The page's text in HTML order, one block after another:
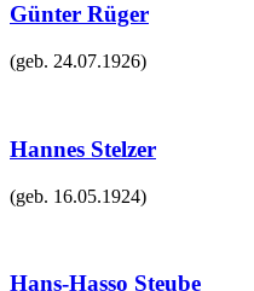
Günter Rüger
(geb. 24.07.1926)
Hannes Stelzer
(geb. 16.05.1924)
Hans-Hasso Steube